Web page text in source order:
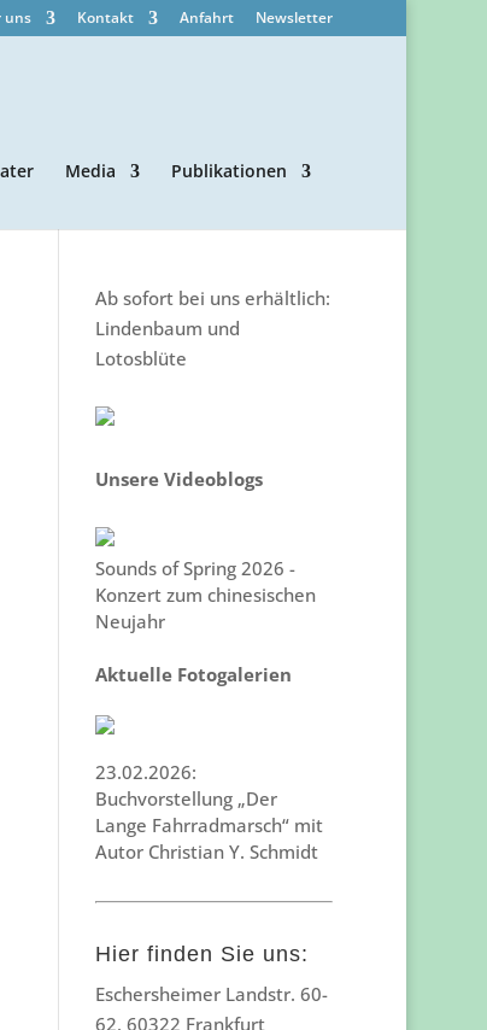
uns Kontakt Anfahrt Newsletter
Media Publikationen
Ab sofort bei uns erhältlich:
Lindenbaum und
Lotosblüte
Unsere Videoblogs
Sounds of Spring 2026 -
Konzert zum chinesischen
Neujahr
Aktuelle Fotogalerien
23.02.2026:
Buchvorstellung „Der
Lange Fahrradmarsch“ mit
Autor Christian Y. Schmidt
Hier finden Sie uns:
Eschersheimer Landstr. 60-
62, 60322 Frankfurt